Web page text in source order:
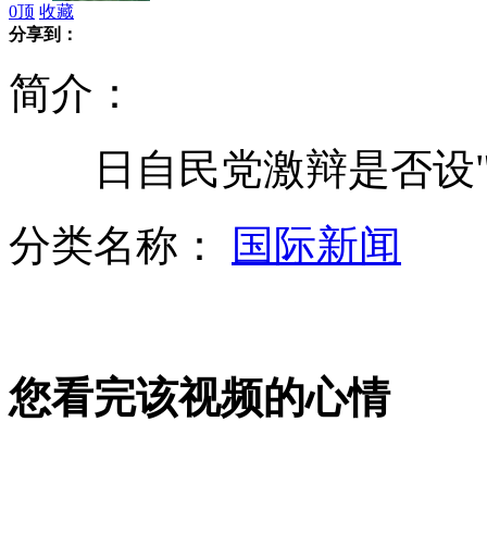
我国将用无人机加强钓鱼岛海域监测
双鸭山矿难:救援正艰难进行
0顶 收藏
分享到：
简介：
日自民党激辩是否设"
分类名称：
国际新闻
您看完该视频的心情